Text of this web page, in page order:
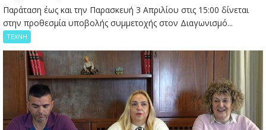
Παράταση έως και την Παρασκευή 3 Απριλίου στις 15:00 δίνεται
στην προθεσμία υποβολής συμμετοχής στον Διαγωνισμό...
ΤΕΧΝΗ